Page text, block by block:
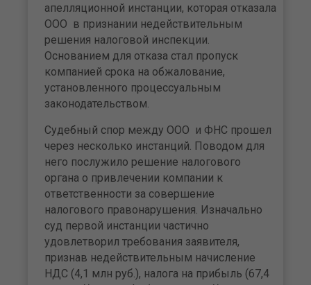
апелляционной инстанции, которая отказала
ООО в признании недействительным
решения налоговой инспекции.
Основанием для отказа стал пропуск
компанией срока на обжалование,
установленного процессуальным
законодательством.
Судебный спор между ООО и ФНС прошел
через несколько инстанций. Поводом для
него послужило решение налогового
органа о привлечении компании к
ответственности за совершение
налогового правонарушения. Изначально
суд первой инстанции частично
удовлетворил требования заявителя,
признав недействительным начисление
НДС (4,1 млн руб.), налога на прибыль (67,4